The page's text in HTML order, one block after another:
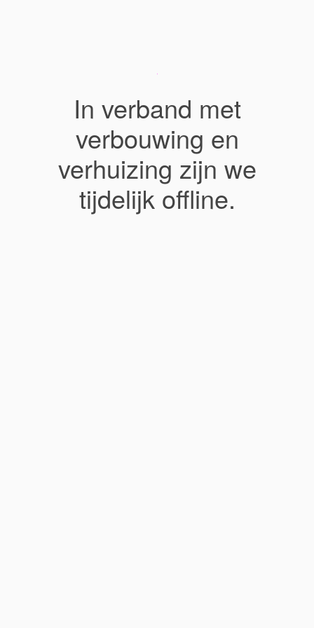
In verband met
verbouwing en
verhuizing zijn we
tijdelijk offline.